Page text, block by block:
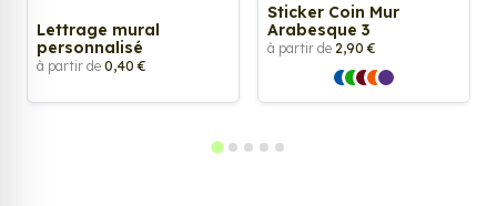
Lettrage mural
personnalisé
à partir de 0,40 €
Sticker Coin Mur
Arabesque 3
à partir de 2,90 €